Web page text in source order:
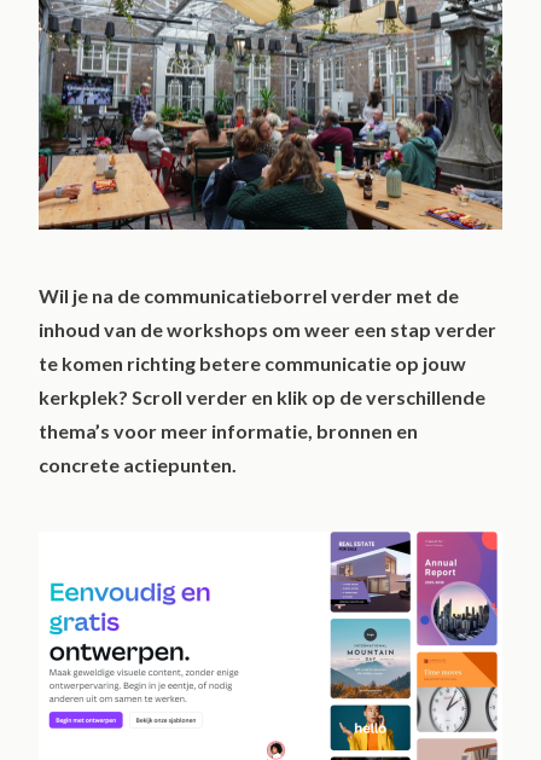
Wil je na de communicatieborrel verder met de
inhoud van de workshops om weer een stap verder
te komen richting betere communicatie op jouw
kerkplek? Scroll verder en klik op de verschillende
thema’s voor meer informatie, bronnen en
concrete actiepunten.